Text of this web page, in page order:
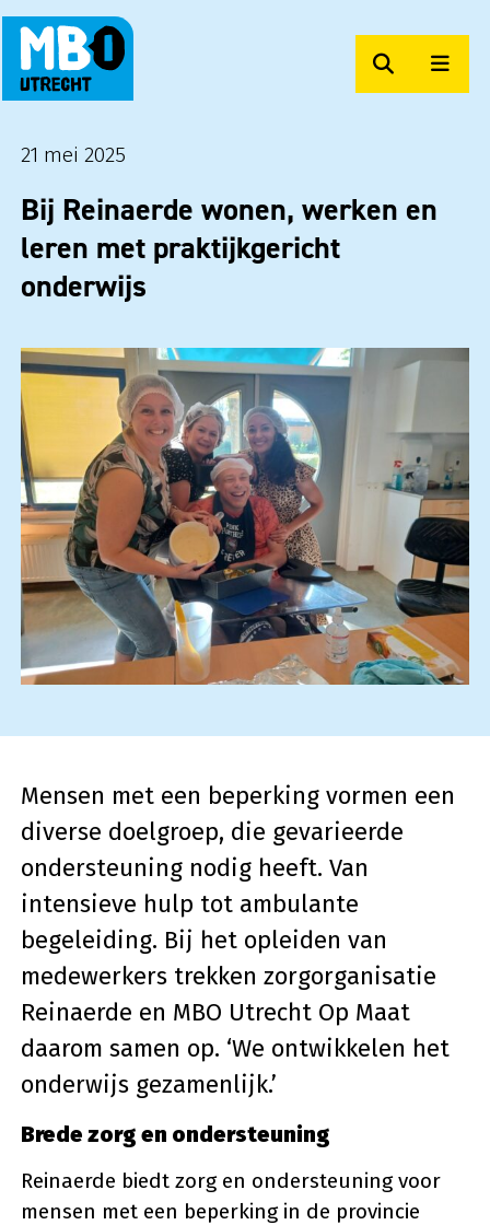
Zoeken
21 mei 2025
Bij Reinaerde wonen, werken en
leren met praktijkgericht
onderwijs
Mensen met een beperking vormen een
diverse doelgroep, die gevarieerde
ondersteuning nodig heeft. Van
intensieve hulp tot ambulante
begeleiding. Bij het opleiden van
medewerkers trekken zorgorganisatie
Reinaerde en MBO Utrecht Op Maat
daarom samen op. ‘We ontwikkelen het
onderwijs gezamenlijk.’
Brede zorg en ondersteuning
Reinaerde biedt zorg en ondersteuning voor
mensen met een beperking in de provincie